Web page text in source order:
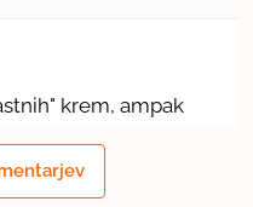
krem, ampak